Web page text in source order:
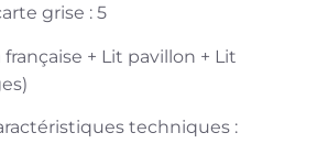
grise : 5
+ Lit pavillon + Lit
techniques :